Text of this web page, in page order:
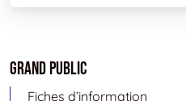
Grand public
Fiches d’information